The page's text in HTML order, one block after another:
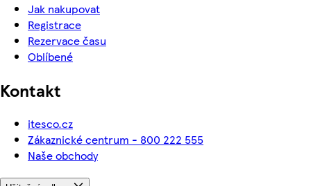
Jak nakupovat
Registrace
Rezervace času
Oblíbené
Kontakt
itesco.cz
Zákaznické centrum - 800 222 555
Naše obchody